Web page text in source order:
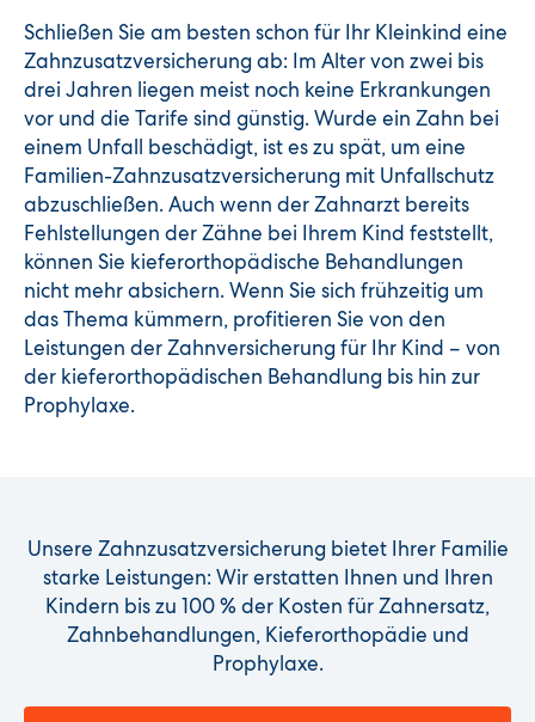
Schließen Sie am besten schon für Ihr Kleinkind eine
Zahnzusatzversicherung ab: Im Alter von zwei bis
drei Jahren liegen meist noch keine Erkrankungen
vor und die Tarife sind günstig. Wurde ein Zahn bei
einem Unfall beschädigt, ist es zu spät, um eine
Familien-Zahnzusatzversicherung mit Unfallschutz
abzuschließen. Auch wenn der Zahnarzt bereits
Fehlstellungen der Zähne bei Ihrem Kind feststellt,
können Sie kieferorthopädische Behandlungen
nicht mehr absichern. Wenn Sie sich frühzeitig um
das Thema kümmern, profitieren Sie von den
Leistungen der Zahnversicherung für Ihr Kind – von
der kieferorthopädischen Behandlung bis hin zur
Prophylaxe.
Unsere Zahnzusatzversicherung bietet Ihrer Familie
starke Leistungen: Wir erstatten Ihnen und Ihren
Kindern bis zu 100 % der Kosten für Zahnersatz,
Zahnbehandlungen, Kieferorthopädie und
Prophylaxe.